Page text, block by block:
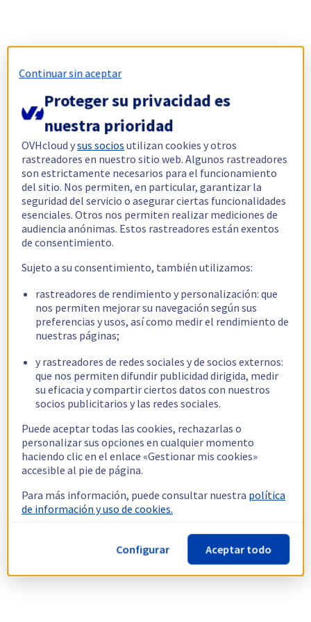
Continuar sin aceptar
Proteger su privacidad es
nuestra prioridad
OVHcloud ysus socios utilizan cookies y otros
rastreadores en nuestro sitio web. Algunos rastreadores
son estrictamente necesarios para el funcionamiento
del sitio. Nos permiten, en particular, garantizar la
seguridad del servicio o asegurar ciertas funcionalidades
esenciales. Otros nos permiten realizar mediciones de
audiencia anónimas. Estos rastreadores están exentos
de consentimiento.
Sujeto a su consentimiento, también utilizamos:
rastreadores de rendimiento y personalización: que
nos permiten mejorar su navegación según sus
preferencias y usos, así como medir el rendimiento de
nuestras páginas;
y rastreadores de redes sociales y de socios externos:
que nos permiten difundir publicidad dirigida, medir
su eficacia y compartir ciertos datos con nuestros
socios publicitarios y las redes sociales.
Puede aceptar todas las cookies, rechazarlas o
personalizar sus opciones en cualquier momento
haciendo clic en el enlace «Gestionar mis cookies»
accesible al pie de página.
Para más información, puede consultar nuestra política
de información y uso de cookies.
Configurar Aceptar todo